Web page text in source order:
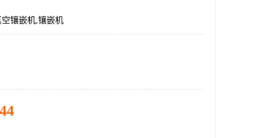
镶嵌机,镶嵌机